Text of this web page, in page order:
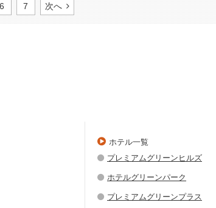
6 7 次へ
ホテル一覧
プレミアムグリーンヒルズ
ホテルグリーンパーク
プレミアムグリーンプラス